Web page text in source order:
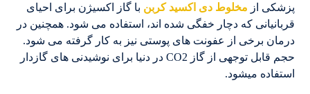
پزشکی از مخلوط دی اکسید کربن با گاز اکسیژن برای احیای
قربانیانی که دچار خفگی شده اند، استفاده می شود. همچنین در
درمان برخی از عفونت های پوستی نیز به کار گرفته می شود.
حجم قابل توجهی از گاز CO2 در دنیا برای نوشیدنی های گازدار
استفاده میشود.